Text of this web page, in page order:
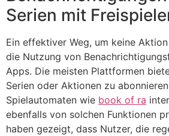
Serien mit
Ein effektiver Weg, um keine
die Nutzung von
Apps. Die meisten Plattformen
Serien oder Aktionen zu
Spielautomaten wie book of ra
ebenfalls von solchen Funktionen
haben gezeigt, dass Nutzer, die